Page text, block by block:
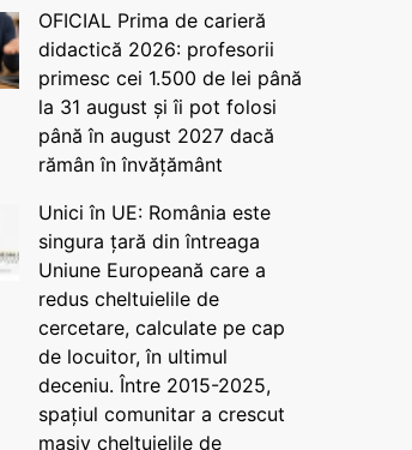
OFICIAL Prima de carieră
didactică 2026: profesorii
primesc cei 1.500 de lei până
la 31 august și îi pot folosi
până în august 2027 dacă
rămân în învățământ
Unici în UE: România este
singura țară din întreaga
Uniune Europeană care a
redus cheltuielile de
cercetare, calculate pe cap
de locuitor, în ultimul
deceniu. Între 2015-2025,
spațiul comunitar a crescut
masiv cheltuielile de